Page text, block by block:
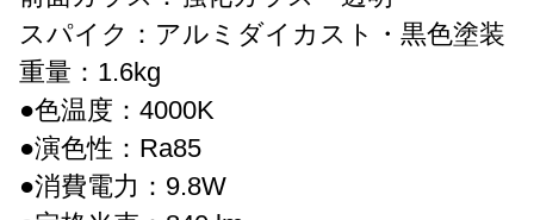
スパイク：アルミダイカスト・黒色塗装
重量：1.6kg
●色温度：4000K
●演色性：Ra85
●消費電力：9.8W